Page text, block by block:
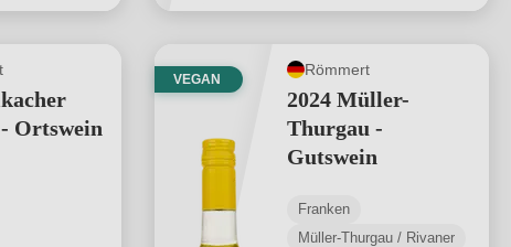
Ortswein
VEGAN
Römmert
2024 Müller-
Thurgau -
Gutswein
Franken
Müller-Thurgau / Rivaner